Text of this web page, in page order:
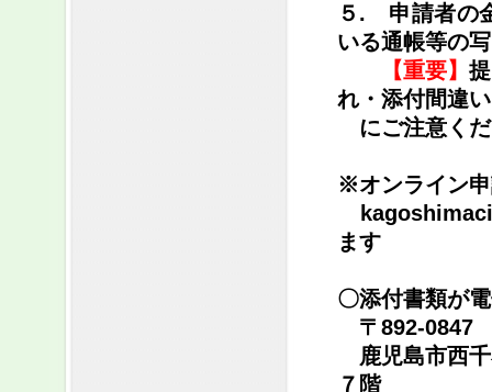
５. 申請者の
いる通帳等の
【重要】
れ・添付間違
にご注意く
※オンライン
ます
〇添付書類が
〒892-0847
鹿児島市西
７階